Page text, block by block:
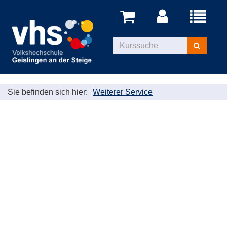
Menü
Kurse
suchen
Sie befinden sich hier: Weiterer Service